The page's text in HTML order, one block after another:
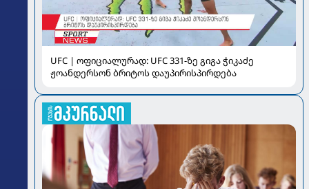
UFC | ოფიციალურად: UFC 331-ზე გიგა ჭიკაძე
ჟოანდერსონ ბრიტოს დაუპირისპირდება